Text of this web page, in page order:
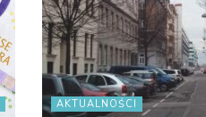
AKTUALNOŚCI